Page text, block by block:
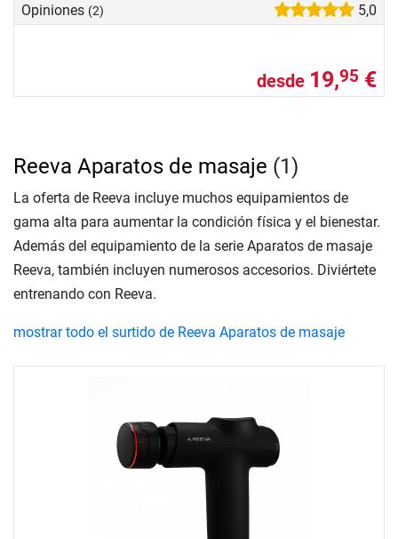
Opiniones (2) 5,0
desde 19,95 €
Reeva Aparatos de masaje (1)
La oferta de Reeva incluye muchos equipamientos de
gama alta para aumentar la condición física y el bienestar.
Además del equipamiento de la serie Aparatos de masaje
Reeva, también incluyen numerosos accesorios. Diviértete
entrenando con Reeva.
mostrar todo el surtido de Reeva Aparatos de masaje